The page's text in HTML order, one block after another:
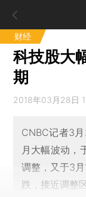
财经
科技股大
期
2018年03月28日
CNBC记者3
月大幅波动，
调整，又于3
跌，接近调整